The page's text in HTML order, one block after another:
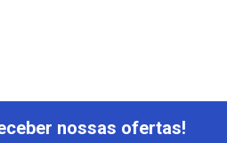
nossas ofertas!